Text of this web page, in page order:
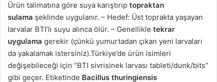
Ürün talimatına göre suya karıştırıp topraktan
sulama şeklinde uygulanır. – Hedef: Üst toprakta yaşayan
larvalar BTI’lı suyu alınca ölür. – Genellikle tekrar
uygulama gerekir (çünkü yumurtadan çıkan yeni larvaları
da yakalamak istersiniz).Türkiye’de ürün isimleri
değişebileceği için “BTI sivrisinek larvası tableti/dunk/bits”
gibi geçer. Etiketinde Bacillus thuringiensis